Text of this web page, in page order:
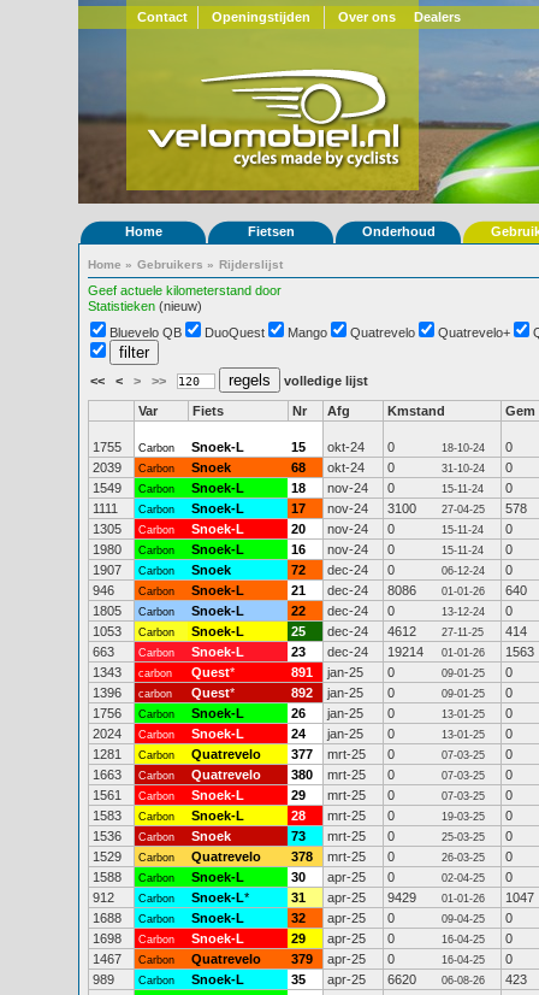
Contact Openingstijden Over ons Dealers
Home Fietsen Onderhoud
Home » Gebruikers » Rijderslijst
Geef actuele kilometerstand door
Statistieken (nieuw)
Bluevelo QB
DuoQuest Mango Quatrevelo Quatrevelo+
<< < > >> volledige lijst
Var Fiets Nr Afg Kmstand Gem
1755 Carbon Snoek-L 15 okt-24 0 18-10-24
0
2039
Carbon Snoek 68 okt-24 0 31-10-24
0
1549
Carbon Snoek-L 18 nov-24 0 15-11-24
0
1111
Carbon Snoek-L 17 nov-24 3100 27-04-25
578
1305
Carbon Snoek-L 20 nov-24 0 15-11-24
0
1980
Carbon Snoek-L 16 nov-24 0 15-11-24
0
1907
Carbon Snoek 72 dec-24 0 06-12-24
0
946
Carbon Snoek-L 21 dec-24 8086 01-01-26
640
1805
Carbon Snoek-L 22 dec-24 0 13-12-24
0
1053
Carbon Snoek-L 25 dec-24 4612 27-11-25
414
663
Carbon Snoek-L 23 dec-24 19214 01-01-26
1563
1343
carbon Quest* 891 jan-25 0 09-01-25
0
1396
carbon Quest* 892 jan-25 0 09-01-25
0
1756
Carbon Snoek-L 26 jan-25 0 13-01-25
0
2024
Carbon Snoek-L 24 jan-25 0 13-01-25
0
1281
Carbon Quatrevelo 377 mrt-25 0 07-03-25
0
1663
Carbon Quatrevelo 380 mrt-25 0 07-03-25
0
1561
Carbon Snoek-L 29 mrt-25 0 07-03-25
0
1583
Carbon Snoek-L 28 mrt-25 0 19-03-25
0
1536
Carbon Snoek 73 mrt-25 0 25-03-25
0
1529
Carbon Quatrevelo 378 mrt-25 0 26-03-25
0
1588
Carbon Snoek-L 30 apr-25 0 02-04-25
0
912
Carbon Snoek-L* 31 apr-25 9429 01-01-26
1047
1688
Carbon Snoek-L 32 apr-25 0 09-04-25
0
1698
Carbon Snoek-L 29 apr-25 0 16-04-25
0
1467
Carbon Quatrevelo 379 apr-25 0 16-04-25
0
989
Carbon Snoek-L 35 apr-25 6620 06-08-26 423